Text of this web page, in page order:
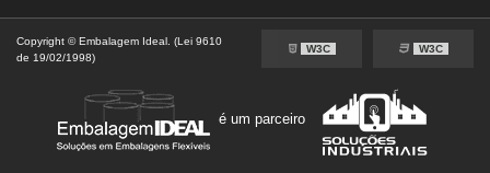
Copyright © Embalagem Ideal. (Lei 9610
de 19/02/1998)
W3C W3C
é um parceiro